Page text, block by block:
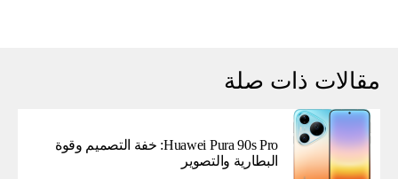
مقالات ذات صلة
Huawei Pura 90s Pro: خفة التصميم وقوة
البطارية والتصوير